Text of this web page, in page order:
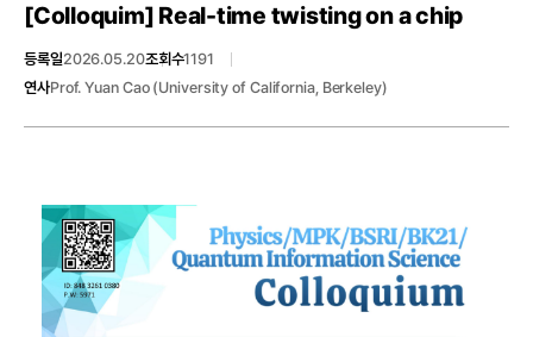
[Colloquim] Real-time twisting on a chip
등록일2026.05.20조회수1191
연사Prof. Yuan Cao (University of California, Berkeley)